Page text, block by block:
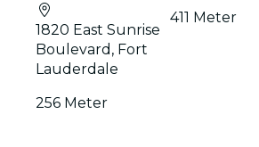
1820 East Sunrise
Boulevard, Fort
Lauderdale
256 Meter
411 Meter